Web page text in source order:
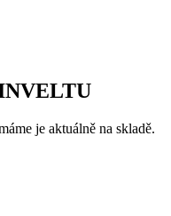
je aktuálně na skladě.